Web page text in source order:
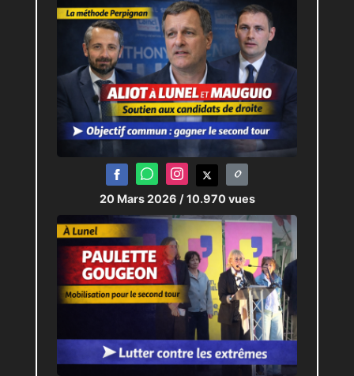
20 Mars 2026 / 10.970 vues